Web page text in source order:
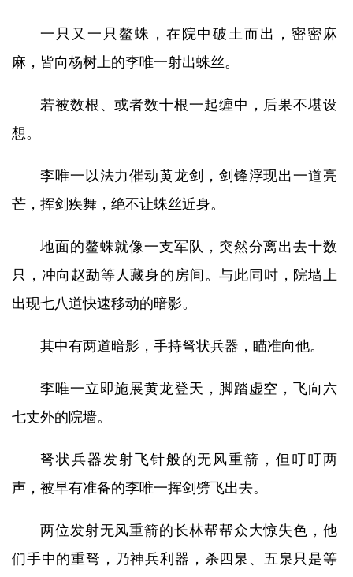
一只又一只鳌蛛，在院中破土而出，密密麻
麻，皆向杨树上的李唯一射出蛛丝。
若被数根、或者数十根一起缠中，后果不堪设
想。
李唯一以法力催动黄龙剑，剑锋浮现出一道亮
芒，挥剑疾舞，绝不让蛛丝近身。
地面的鳌蛛就像一支军队，突然分离出去十数
只，冲向赵勐等人藏身的房间。与此同时，院墙上
出现七八道快速移动的暗影。
其中有两道暗影，手持弩状兵器，瞄准向他。
李唯一立即施展黄龙登天，脚踏虚空，飞向六
七丈外的院墙。
弩状兵器发射飞针般的无风重箭，但叮叮两
声，被早有准备的李唯一挥剑劈飞出去。
两位发射无风重箭的长林帮帮众大惊失色，他
们手中的重弩，乃神兵利器，杀四泉、五泉只是等